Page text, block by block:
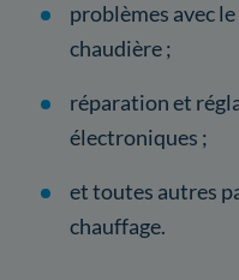
problèmes avec
chaudière ;
réparation et
électroniques ;
et toutes autres
chauffage.